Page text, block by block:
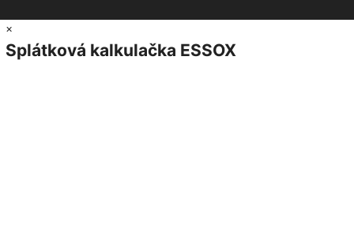
×
Splátková kalkulačka ESSOX